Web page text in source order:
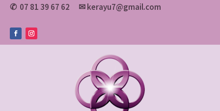
✆ 07 81 39 67 62 ✉kerayu7@gmail.com